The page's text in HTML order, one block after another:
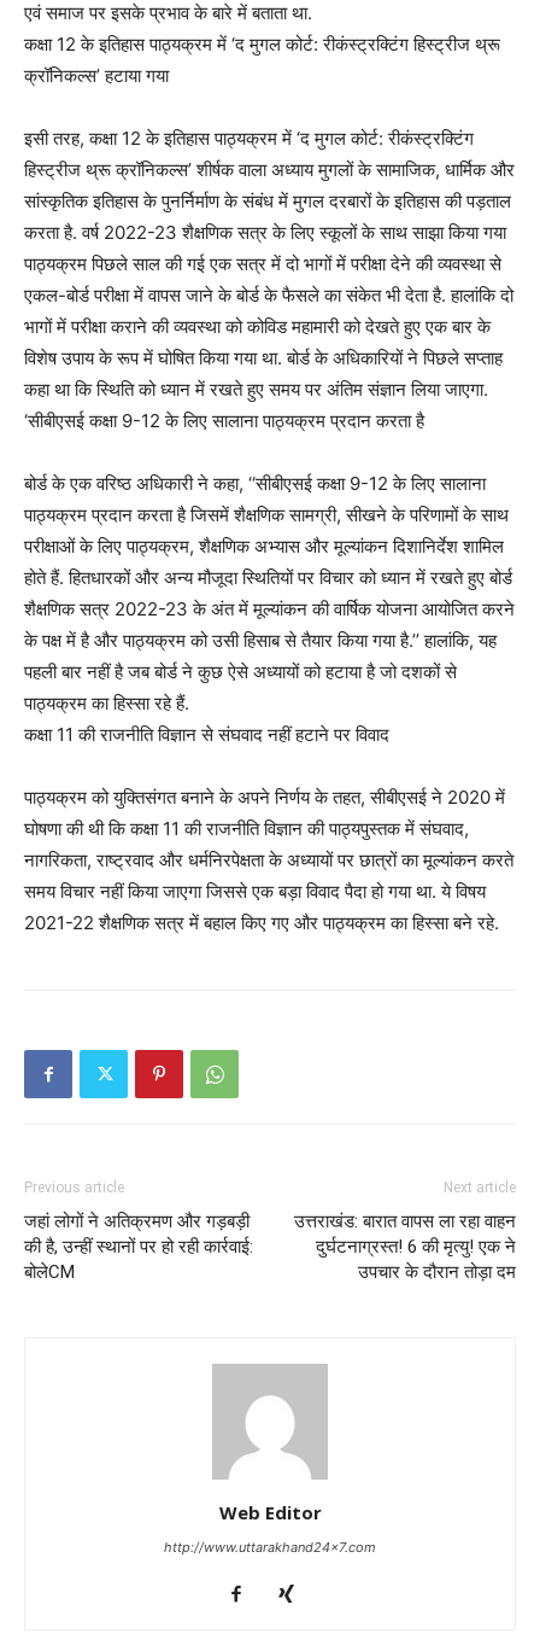
एवं समाज पर इसके प्रभाव के बारे में बताता था.
कक्षा 12 के इतिहास पाठ्यक्रम में ‘द मुगल कोर्ट: रीकंस्ट्रक्टिंग हिस्ट्रीज थ्रू
क्रॉनिकल्स’ हटाया गया
इसी तरह, कक्षा 12 के इतिहास पाठ्यक्रम में ‘द मुगल कोर्ट: रीकंस्ट्रक्टिंग
हिस्ट्रीज थ्रू क्रॉनिकल्स’ शीर्षक वाला अध्याय मुगलों के सामाजिक, धार्मिक और
सांस्कृतिक इतिहास के पुनर्निर्माण के संबंध में मुगल दरबारों के इतिहास की पड़ताल
करता है. वर्ष 2022-23 शैक्षणिक सत्र के लिए स्कूलों के साथ साझा किया गया
पाठ्यक्रम पिछले साल की गई एक सत्र में दो भागों में परीक्षा देने की व्यवस्था से
एकल-बोर्ड परीक्षा में वापस जाने के बोर्ड के फैसले का संकेत भी देता है. हालांकि दो
भागों में परीक्षा कराने की व्यवस्था को कोविड महामारी को देखते हुए एक बार के
विशेष उपाय के रूप में घोषित किया गया था. बोर्ड के अधिकारियों ने पिछले सप्ताह
कहा था कि स्थिति को ध्यान में रखते हुए समय पर अंतिम संज्ञान लिया जाएगा.
‘सीबीएसई कक्षा 9-12 के लिए सालाना पाठ्यक्रम प्रदान करता है
बोर्ड के एक वरिष्ठ अधिकारी ने कहा, ‘‘सीबीएसई कक्षा 9-12 के लिए सालाना
पाठ्यक्रम प्रदान करता है जिसमें शैक्षणिक सामग्री, सीखने के परिणामों के साथ
परीक्षाओं के लिए पाठ्यक्रम, शैक्षणिक अभ्यास और मूल्यांकन दिशानिर्देश शामिल
होते हैं. हितधारकों और अन्य मौजूदा स्थितियों पर विचार को ध्यान में रखते हुए बोर्ड
शैक्षणिक सत्र 2022-23 के अंत में मूल्यांकन की वार्षिक योजना आयोजित करने
के पक्ष में है और पाठ्यक्रम को उसी हिसाब से तैयार किया गया है.’’ हालांकि, यह
पहली बार नहीं है जब बोर्ड ने कुछ ऐसे अध्यायों को हटाया है जो दशकों से
पाठ्यक्रम का हिस्सा रहे हैं.
कक्षा 11 की राजनीति विज्ञान से संघवाद नहीं हटाने पर विवाद
पाठ्यक्रम को युक्तिसंगत बनाने के अपने निर्णय के तहत, सीबीएसई ने 2020 में
घोषणा की थी कि कक्षा 11 की राजनीति विज्ञान की पाठ्यपुस्तक में संघवाद,
नागरिकता, राष्ट्रवाद और धर्मनिरपेक्षता के अध्यायों पर छात्रों का मूल्यांकन करते
समय विचार नहीं किया जाएगा जिससे एक बड़ा विवाद पैदा हो गया था. ये विषय
2021-22 शैक्षणिक सत्र में बहाल किए गए और पाठ्यक्रम का हिस्सा बने रहे.
Previous article
जहां लोगों ने अतिक्रमण और गड़बड़ी
की है, उन्हीं स्थानों पर हो रही कार्रवाई:
बोलेCM
Next article
उत्तराखंड: बारात वापस ला रहा वाहन
दुर्घटनाग्रस्त! 6 की मृत्यु! एक ने
उपचार के दौरान तोड़ा दम
Web Editor
http://www.uttarakhand24x7.com